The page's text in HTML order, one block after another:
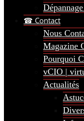
☎ Contact
Nous
Magazine
Pourquoi
vCIO |
Actualités